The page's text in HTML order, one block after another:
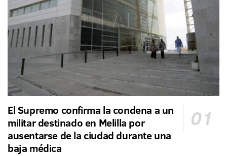
El Supremo confirma la condena a un
militar destinado en Melilla por
ausentarse de la ciudad durante una
baja médica